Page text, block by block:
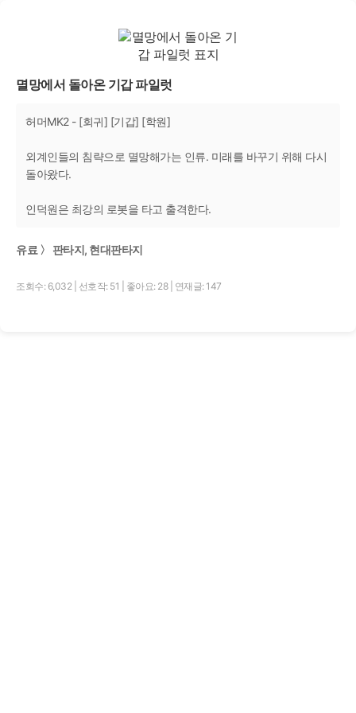
멸망에서 돌아온 기갑 파일럿
허머MK2 - [회귀] [기갑] [학원]
외계인들의 침략으로 멸망해가는 인류. 미래를 바꾸기 위해 다시
돌아왔다.
인덕원은 최강의 로봇을 타고 출격한다.
유료 〉 판타지, 현대판타지
조회수: 6,032 선호작: 51 좋아요: 28 연재글: 147